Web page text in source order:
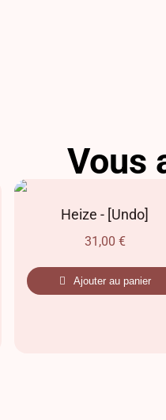
Vous
Heize - [Undo]
31,00 €
Ajouter au panier